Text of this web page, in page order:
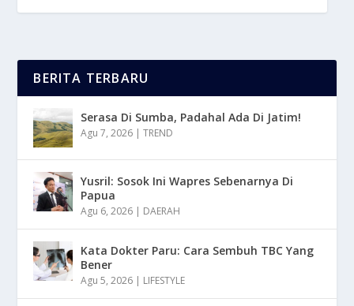
BERITA TERBARU
Serasa Di Sumba, Padahal Ada Di Jatim!
Agu 7, 2026 |TREND
Yusril: Sosok Ini Wapres Sebenarnya Di
Papua
Agu 6, 2026 | DAERAH
Kata Dokter Paru: Cara Sembuh TBC Yang
Bener
Agu 5, 2026 | LIFESTYLE